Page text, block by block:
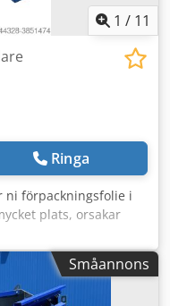
1 / 11
Ringa
ni förpackningsfolie i
plats, orsakar
borttagningskostnader.
lösningen för att
och skumfolie på ett
volymen. Dedpfx
Småannons